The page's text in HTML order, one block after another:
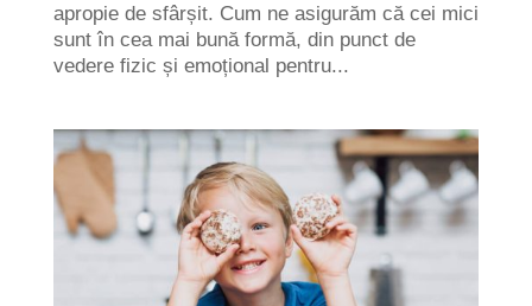
apropie de sfârșit. Cum ne asigurăm că cei mici
sunt în cea mai bună formă, din punct de
vedere fizic și emoțional pentru...